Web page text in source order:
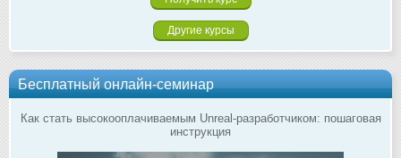
Другие курсы
Бесплатный онлайн-семинар
Как стать высокооплачиваемым Unreal-разработчиком: пошаговая
инструкция